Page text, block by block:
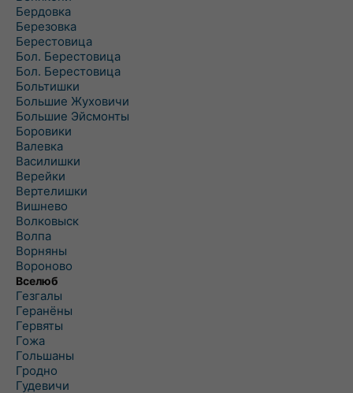
Бердовка
Березовка
Берестовица
Бол. Берестовица
Бол. Берестовица
Больтишки
Большие Жуховичи
Большие Эйсмонты
Боровики
Валевка
Василишки
Верейки
Вертелишки
Вишнево
Волковыск
Волпа
Ворняны
Вороново
Вселюб
Гезгалы
Геранёны
Гервяты
Гожа
Гольшаны
Гродно
Гудевичи